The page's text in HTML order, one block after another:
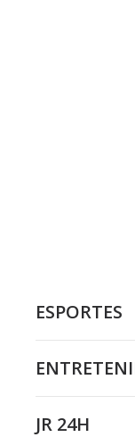
ESPORTES
JR 24H